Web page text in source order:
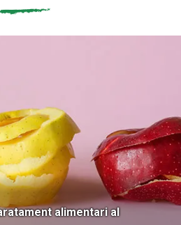
alimentari al